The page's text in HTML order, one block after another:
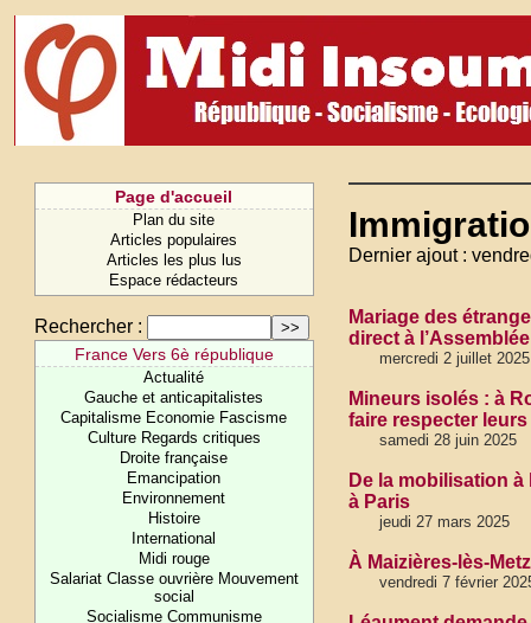
Page d'accueil
Plan du site
Articles populaires
Articles les plus lus
Espace rédacteurs
Rechercher :
France Vers 6è république
Actualité
Gauche et anticapitalistes
Capitalisme Economie Fascisme
Culture Regards critiques
Droite française
Emancipation
Environnement
Histoire
International
Midi rouge
Salariat Classe ouvrière Mouvement
social
Socialisme Communisme
Dernier ajout :
Mariage des
direct à l’Assemblée
mercredi 2 juillet 2025
Mineurs isolés : à
faire respecter
samedi 28 juin 2025
De la mobilisation
à Paris
jeudi 27 mars 2025
À Maizières-lès-
vendredi 7 février